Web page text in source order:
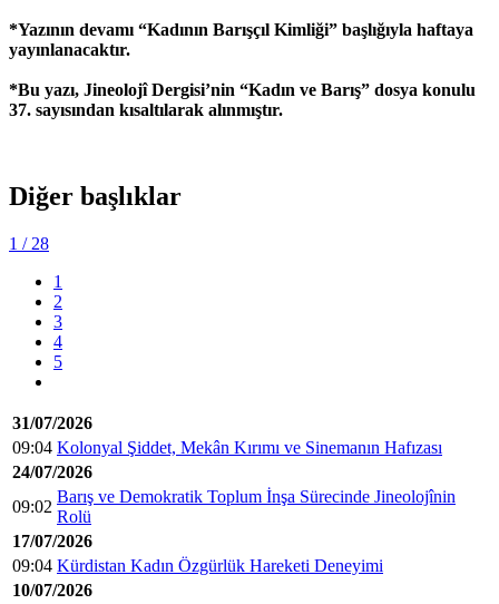
*Yazının devamı “Kadının Barışçıl Kimliği” başlığıyla haftaya
yayınlanacaktır.
*Bu yazı, Jineolojî Dergisi’nin “Kadın ve Barış” dosya konulu
37. sayısından kısaltılarak alınmıştır.
Diğer başlıklar
1 / 28
1
2
3
4
5
31/07/2026
09:04 Kolonyal Şiddet, Mekân Kırımı ve Sinemanın Hafızası
24/07/2026
09:02
Barış ve Demokratik Toplum İnşa Sürecinde Jineolojînin
Rolü
17/07/2026
09:04 Kürdistan Kadın Özgürlük Hareketi Deneyimi
10/07/2026